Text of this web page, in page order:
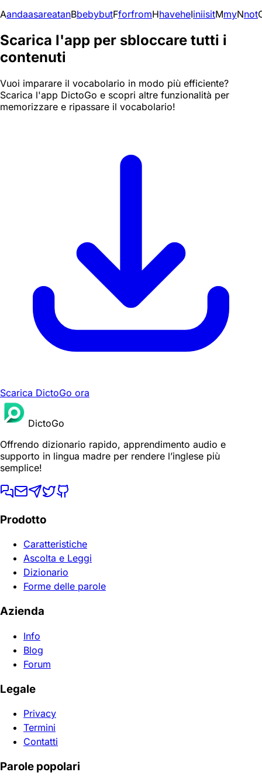
AandaasareatanBbebybutFforfromHhaveheIiniisitMmyNnot
Scarica l'app per sbloccare tutti i
contenuti
Vuoi imparare il vocabolario in modo più efficiente?
Scarica l'app DictoGo e scopri altre funzionalità per
memorizzare e ripassare il vocabolario!
Scarica DictoGo ora
DictoGo
Offrendo dizionario rapido, apprendimento audio e
supporto in lingua madre per rendere l’inglese più
semplice!
Prodotto
Caratteristiche
Ascolta e Leggi
Dizionario
Forme delle parole
Azienda
Info
Blog
Forum
Legale
Privacy
Termini
Contatti
Parole popolari